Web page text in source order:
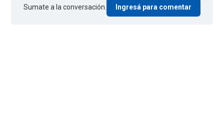
Sumate a la conversación. Ingresá para comentar